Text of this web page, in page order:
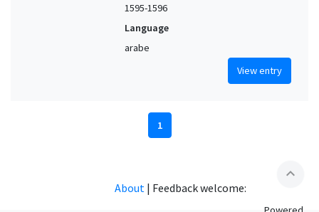
1595-1596
Language
arabe
View entry
1
expand_less
About | Feedback welcome: